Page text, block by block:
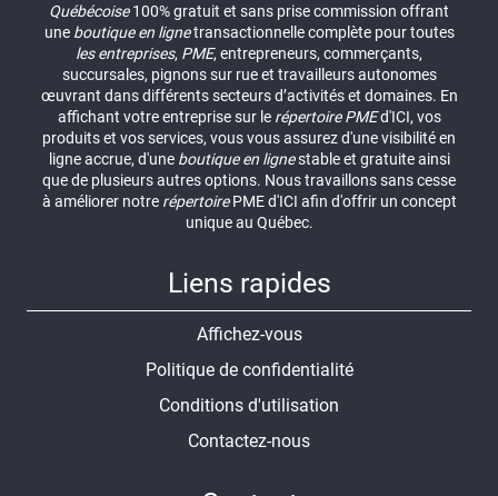
Québécoise100% gratuit et sans prise commission offrant
une boutique en lignetransactionnelle complète pour toutes
les entreprises, PME, entrepreneurs, commerçants,
succursales, pignons sur rue et travailleurs autonomes
œuvrant dans différents secteurs d’activités et domaines. En
affichant votre entreprise sur le répertoire PMEd'ICI, vos
produits et vos services, vous vous assurez d'une visibilité en
ligne accrue, d'une boutique en lignestable et gratuite ainsi
que de plusieurs autres options. Nous travaillons sans cesse
à améliorer notre répertoirePME d'ICI afin d'offrir un concept
unique au Québec.
Liens rapides
Affichez-vous
Politique de confidentialité
Conditions d'utilisation
Contactez-nous